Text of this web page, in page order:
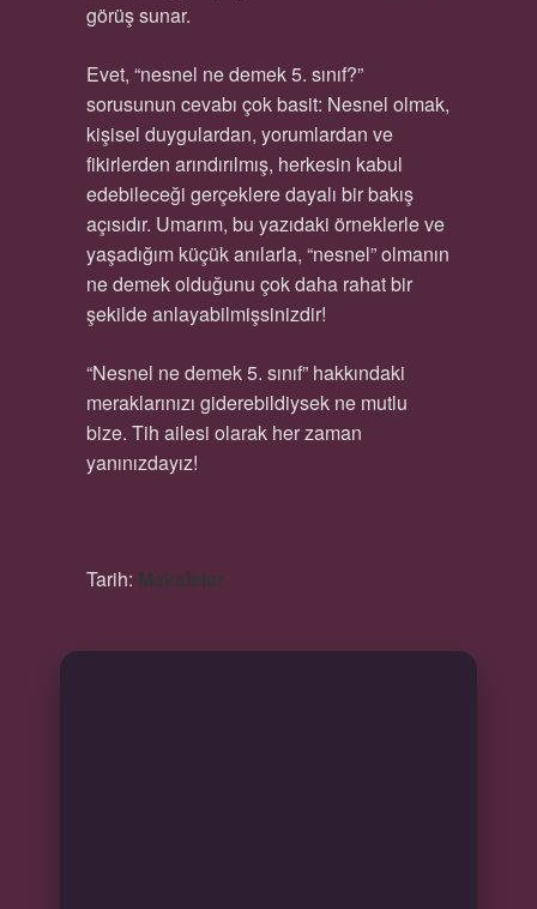
görüş sunar.
Evet, “nesnel ne demek 5. sınıf?”
sorusunun cevabı çok basit: Nesnel olmak,
kişisel duygulardan, yorumlardan ve
fikirlerden arındırılmış, herkesin kabul
edebileceği gerçeklere dayalı bir bakış
açısıdır. Umarım, bu yazıdaki örneklerle ve
yaşadığım küçük anılarla, “nesnel” olmanın
ne demek olduğunu çok daha rahat bir
şekilde anlayabilmişsinizdir!
“Nesnel ne demek 5. sınıf” hakkındaki
meraklarınızı giderebildiysek ne mutlu
bize. Tih ailesi olarak her zaman
yanınızdayız!
Tarih: Makaleler